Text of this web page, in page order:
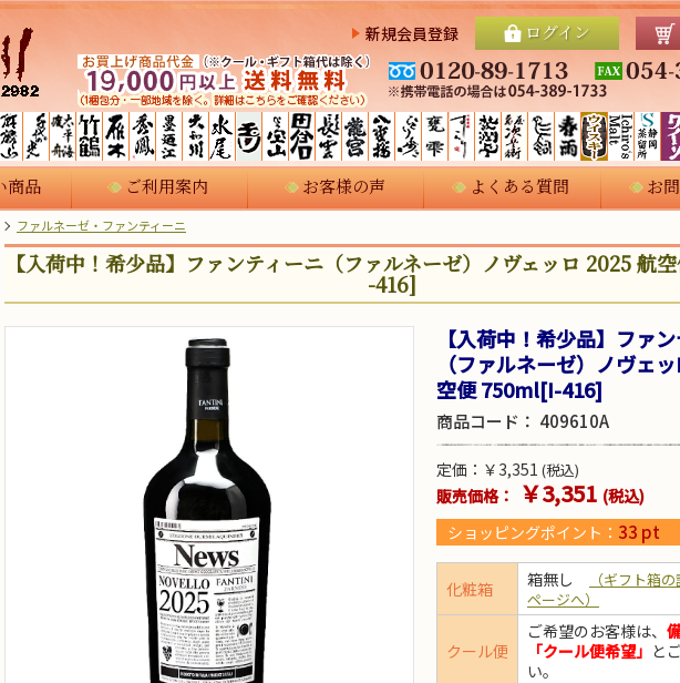
新規会員登録 ログイン
商品 ご利用案内 お客様の声 よくある質問 お
ファルネーゼ・ファンティーニ
【入荷中！希少品】ファンティーニ（ファルネーゼ）ノヴェッロ 2025 航
-416]
【入荷中！希少品】ファ
（ファルネーゼ）ノヴェ
空便 750ml[I-416]
商品コード： 409610A
定価：￥3,351 (税込)
販売価格： ￥3,351 (税込)
ショッピングポイント： 33 pt
化粧箱 箱無し
（ギフト箱
ページへ）
クール便
ご希望のお客様は、
「クール便希望」 と
い。